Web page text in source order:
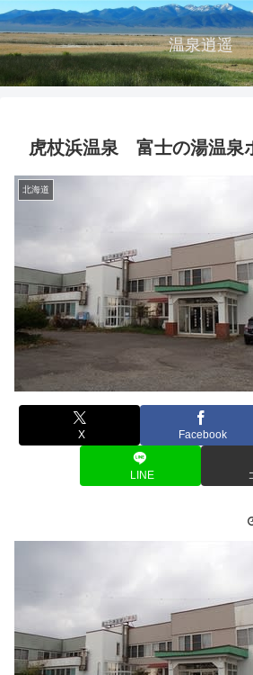
温泉逍遥
虎杖浜温泉 富士の湯温泉
北海道
X Facebook
LINE